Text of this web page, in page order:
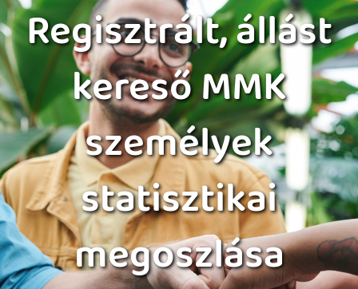
Regisztrált, állást
kereső MMK
személyek
statisztikai
megoszlása